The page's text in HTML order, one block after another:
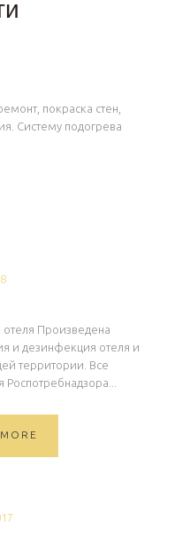
покраска стен,
Систему подогрева
Произведена
и дезинфекция отеля и
территории. Все
Роспотребнадзора...